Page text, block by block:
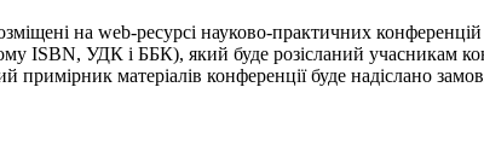
на web-ресурсі науково-практичних
ISBN, УДК і ББК), який буде розісланий учасникам
примірник матеріалів конференції буде надіслано